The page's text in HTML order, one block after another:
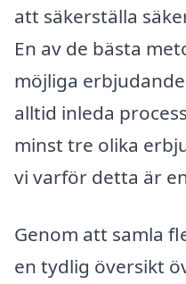
att säkerställa
En av de bästa
möjliga
alltid inleda
minst tre olika
vi varför detta är
Genom att samla
en tydlig översikt